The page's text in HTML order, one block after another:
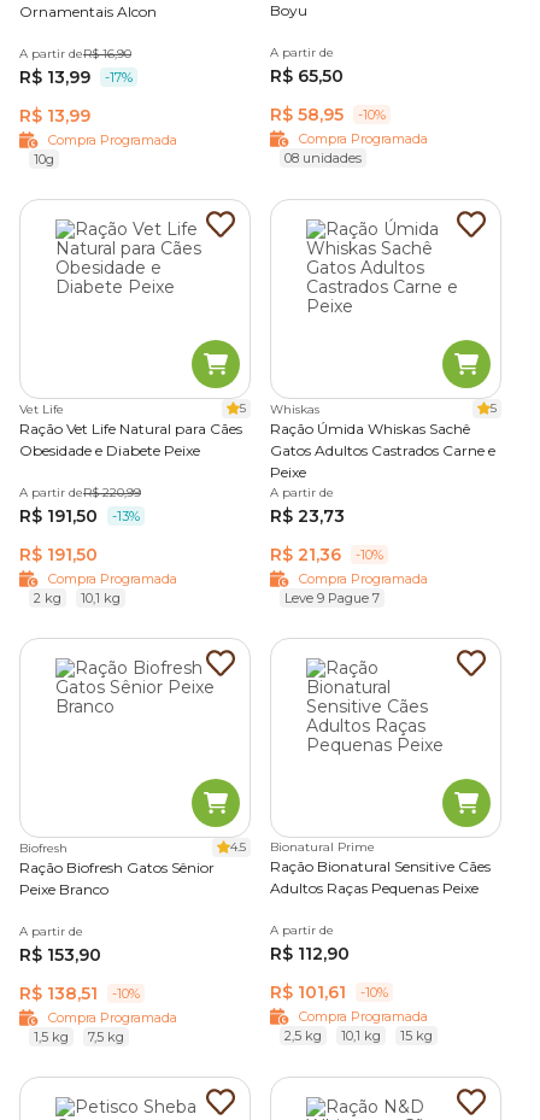
Ornamentais Alcon
A partir deR$ 16,90
R$ 13,99 -17%
R$ 13,99
Compra Programada
10g
Boyu
A partir de
R$ 65,50
R$ 58,95
-10%
Compra Programada
08 unidades
Vet Life 5
Ração Vet Life Natural para Cães
Obesidade e Diabete Peixe
A partir deR$ 220,99
R$ 191,50 -13%
R$ 191,50
Compra Programada
2 kg
10,1 kg
Whiskas 5
Ração Úmida Whiskas Sachê
Gatos Adultos Castrados Carne e
Peixe
A partir de
R$ 23,73
R$ 21,36
-10%
Compra Programada
Leve 9 Pague 7
Biofresh 4.5
Ração Biofresh Gatos Sênior
Peixe Branco
A partir de
R$ 153,90
R$ 138,51
-10%
Compra Programada
1,5 kg
7,5 kg
Bionatural Prime
Ração Bionatural Sensitive Cães
Adultos Raças Pequenas Peixe
A partir de
R$ 112,90
R$ 101,61
-10%
Compra Programada
2,5 kg
10,1 kg 15 kg